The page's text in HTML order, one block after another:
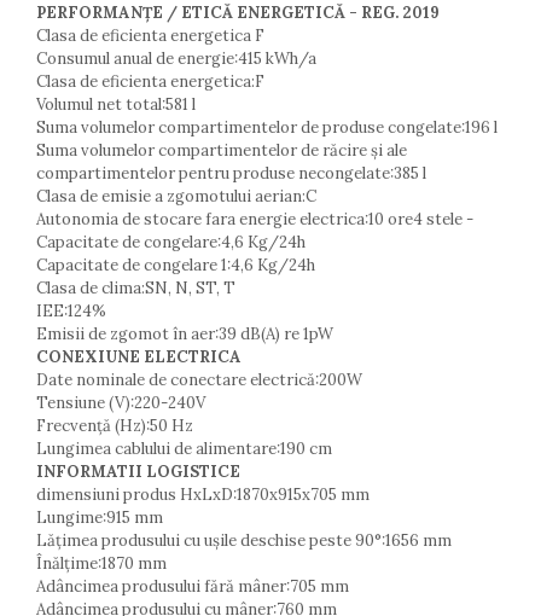
PERFORMANȚE / ETICĂ ENERGETICĂ - REG. 2019
Clasa de eficienta energetica F
Consumul anual de energie:415 kWh/a
Clasa de eficienta energetica:F
Volumul net total:581 l
Suma volumelor compartimentelor de produse congelate:196 l
Suma volumelor compartimentelor de răcire și ale
compartimentelor pentru produse necongelate:385 l
Clasa de emisie a zgomotului aerian:C
Autonomia de stocare fara energie electrica:10 ore4 stele -
Capacitate de congelare:4,6 Kg/24h
Capacitate de congelare 1:4,6 Kg/24h
Clasa de clima:SN, N, ST, T
IEE:124%
Emisii de zgomot în aer:39 dB(A) re 1pW
CONEXIUNE ELECTRICA
Date nominale de conectare electrică:200W
Tensiune (V):220-240V
Frecvență (Hz):50 Hz
Lungimea cablului de alimentare:190 cm
INFORMATII LOGISTICE
dimensiuni produs HxLxD:1870x915x705 mm
Lungime:915 mm
Lățimea produsului cu ușile deschise peste 90°:1656 mm
Înălţime:1870 mm
Adâncimea produsului fără mâner:705 mm
Adâncimea produsului cu mâner:760 mm